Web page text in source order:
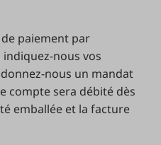
paiement par
nous vos
nous un mandat
compte sera débité dès
emballée et la facture